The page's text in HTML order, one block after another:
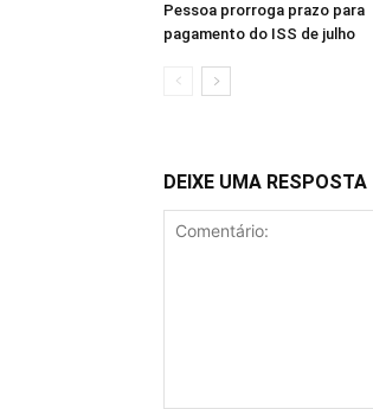
Pessoa prorroga prazo para
pagamento do ISS de julho
DEIXE UMA RESPOSTA